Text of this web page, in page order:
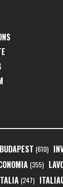
BUDAPEST (610)
(355)
(247)